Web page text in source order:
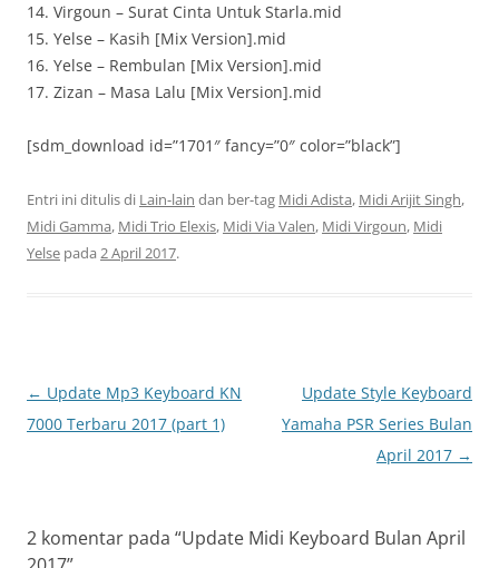
14. Virgoun – Surat Cinta Untuk Starla.mid
15. Yelse – Kasih [Mix Version].mid
16. Yelse – Rembulan [Mix Version].mid
17. Zizan – Masa Lalu [Mix Version].mid
[sdm_download id=”1701″ fancy=”0″ color=”black”]
Entri ini ditulis di Lain-lain dan ber-tag Midi Adista, Midi Arijit Singh,
Midi Gamma, Midi Trio Elexis, Midi Via Valen, Midi Virgoun, Midi
Yelse pada 2 April 2017.
Navigasi
Tulisan
← Update Mp3 Keyboard KN
7000 Terbaru 2017 (part 1)
Update Style Keyboard
Yamaha PSR Series Bulan
April 2017 →
2 komentar pada “Update Midi Keyboard Bulan April